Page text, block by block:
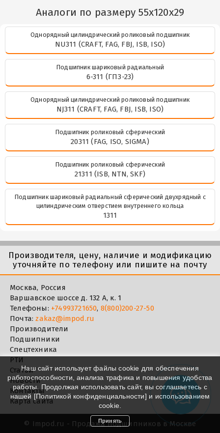
Аналоги по размеру 55x120x29
Однорядный цилиндрический роликовый подшипник
NU311 (CRAFT, FAG, FBJ, ISB, ISO)
Подшипник шариковый радиальный
6-311 (ГПЗ-23)
Однорядный цилиндрический роликовый подшипник
NJ311 (CRAFT, FAG, FBJ, ISB, ISO)
Подшипник роликовый сферический
20311 (FAG, ISO, SIGMA)
Подшипник роликовый сферический
21311 (ISB, NTN, SKF)
Подшипник шариковый радиальный сферический двухрядный с
цилиндрическим отверстием внутреннего кольца
1311
Производителя, цену, наличие и модификацию
уточняйте по телефону или пишите на почту
Москва, Россия
Варшавское шоссе д. 132 А, к. 1
Телефоны: +74993721650, 8(800)200-27-50
Почта:zakaz@impod.ru
Производители
Подшипники
Спецтехника
РТИ
Статьи
Новости
Контакты
Карта сайта
© Impod.ru - Продажа подшипников в Москве
Наш сайт использует файлы cookie для обеспечения
работоспособности, анализа трафика и повышения удобства
работы. Продолжая использовать сайт, вы соглашаетесь с
нашей [Политикой конфиденциальности] и использованием
cookie.
Принять